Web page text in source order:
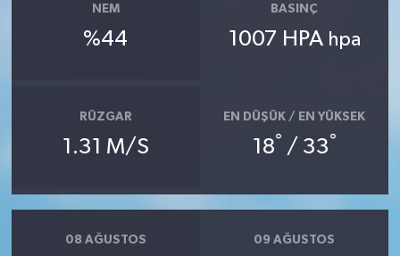
NEM
%44
BASINÇ
1007 HPA hpa
RÜZGAR
1.31 M/S
EN DÜŞÜK / EN YÜKSEK
18° / 33°
08 AĞUSTOS 09 AĞUSTOS